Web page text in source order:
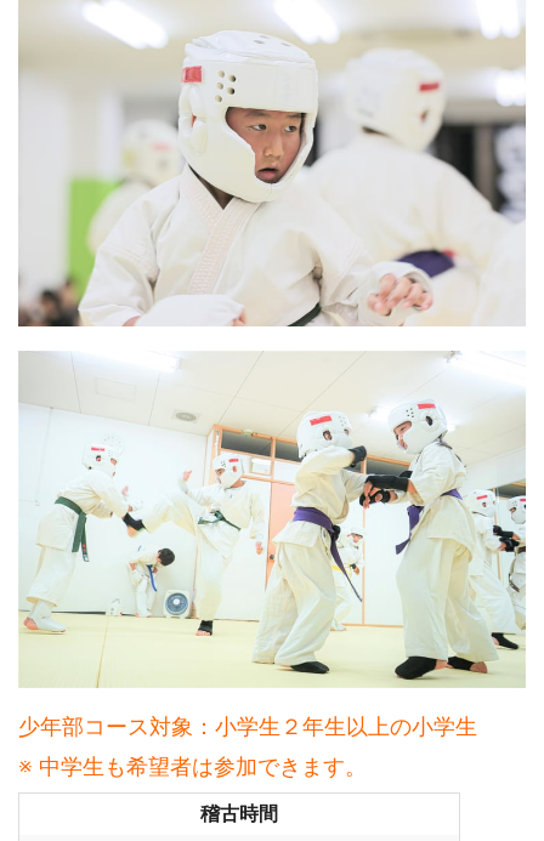
少年部コース対象：小学生２年生以上の小学生
※ 中学生も希望者は参加できます。
稽古時間